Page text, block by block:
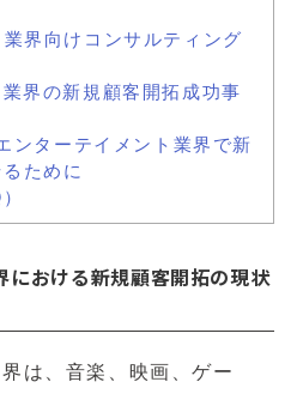
界向けコンサルティング
界の新規顧客開拓成功事
ンターテイメント業界で新
ために
における新規顧客開拓の現状
は、音楽、映画、ゲー